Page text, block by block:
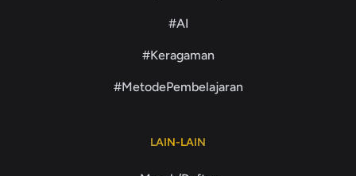
#AI
#Keragaman
#MetodePembelajaran
LAIN-LAIN